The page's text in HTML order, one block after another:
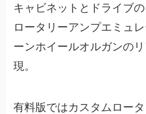
キャビネットとドライブ
ロータリーアンプエミュ
ーンホイールオルガンの
現。
有料版ではカスタムロー